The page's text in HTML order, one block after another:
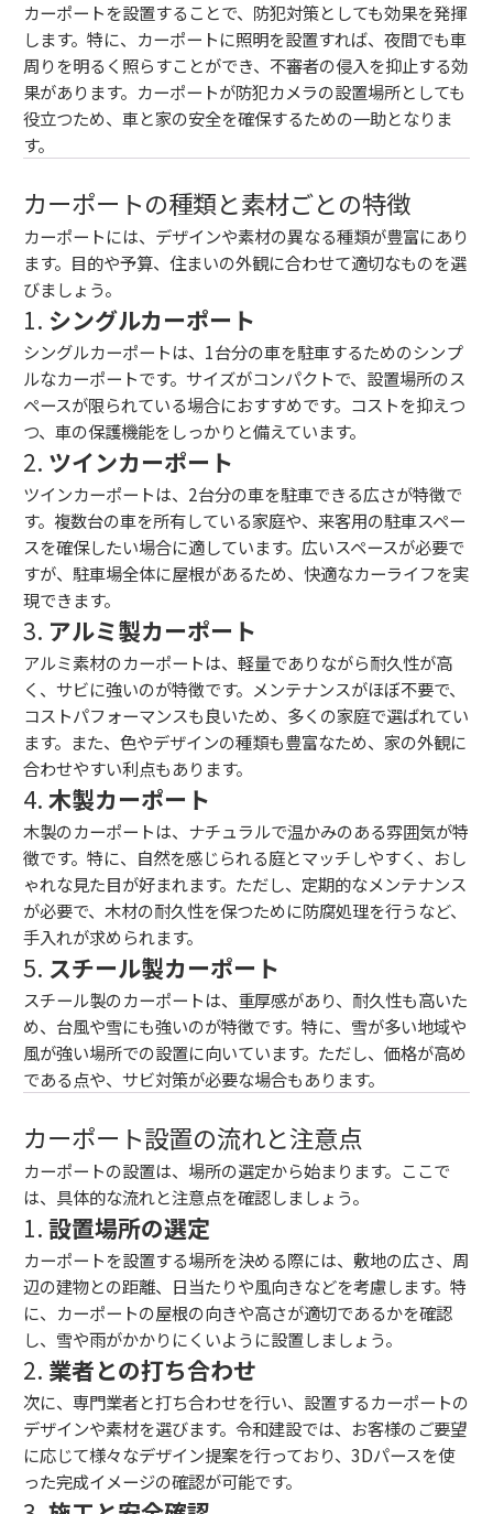
カーポートを設置することで、防犯対策としても効果を発揮
します。特に、カーポートに照明を設置すれば、夜間でも車
周りを明るく照らすことができ、不審者の侵入を抑止する効
果があります。カーポートが防犯カメラの設置場所としても
役立つため、車と家の安全を確保するための一助となりま
す。
カーポートの種類と素材ごとの特徴
カーポートには、デザインや素材の異なる種類が豊富にあり
ます。目的や予算、住まいの外観に合わせて適切なものを選
びましょう。
1. シングルカーポート
シングルカーポートは、1台分の車を駐車するためのシンプ
ルなカーポートです。サイズがコンパクトで、設置場所のス
ペースが限られている場合におすすめです。コストを抑えつ
つ、車の保護機能をしっかりと備えています。
2. ツインカーポート
ツインカーポートは、2台分の車を駐車できる広さが特徴で
す。複数台の車を所有している家庭や、来客用の駐車スペー
スを確保したい場合に適しています。広いスペースが必要で
すが、駐車場全体に屋根があるため、快適なカーライフを実
現できます。
3. アルミ製カーポート
アルミ素材のカーポートは、軽量でありながら耐久性が高
く、サビに強いのが特徴です。メンテナンスがほぼ不要で、
コストパフォーマンスも良いため、多くの家庭で選ばれてい
ます。また、色やデザインの種類も豊富なため、家の外観に
合わせやすい利点もあります。
4. 木製カーポート
木製のカーポートは、ナチュラルで温かみのある雰囲気が特
徴です。特に、自然を感じられる庭とマッチしやすく、おし
ゃれな見た目が好まれます。ただし、定期的なメンテナンス
が必要で、木材の耐久性を保つために防腐処理を行うなど、
手入れが求められます。
5. スチール製カーポート
スチール製のカーポートは、重厚感があり、耐久性も高いた
め、台風や雪にも強いのが特徴です。特に、雪が多い地域や
風が強い場所での設置に向いています。ただし、価格が高め
である点や、サビ対策が必要な場合もあります。
カーポート設置の流れと注意点
カーポートの設置は、場所の選定から始まります。ここで
は、具体的な流れと注意点を確認しましょう。
1. 設置場所の選定
カーポートを設置する場所を決める際には、敷地の広さ、周
辺の建物との距離、日当たりや風向きなどを考慮します。特
に、カーポートの屋根の向きや高さが適切であるかを確認
し、雪や雨がかかりにくいように設置しましょう。
2. 業者との打ち合わせ
次に、専門業者と打ち合わせを行い、設置するカーポートの
デザインや素材を選びます。令和建設では、お客様のご要望
に応じて様々なデザイン提案を行っており、3Dパースを使
った完成イメージの確認が可能です。